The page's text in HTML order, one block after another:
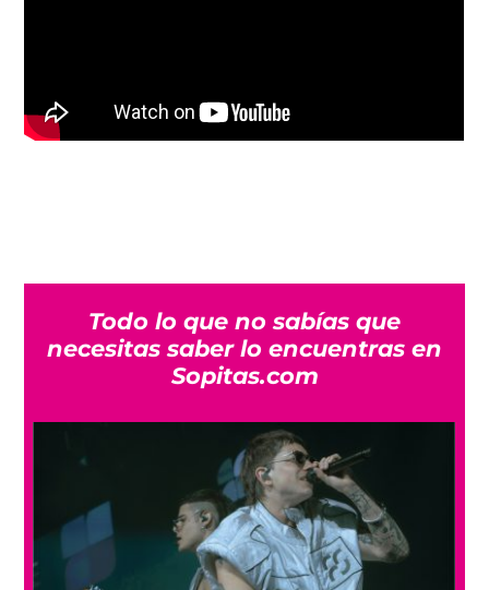
Todo lo que no sabías que
necesitas saber lo encuentras en
Sopitas.com